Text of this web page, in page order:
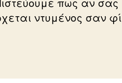
ντυμένος σαν